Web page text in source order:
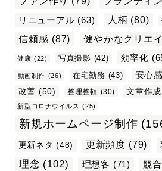
リニューアル (63) 人柄 (80)
信頼感 (87) 健やかなクリエ
健康 (22) 写真撮影 (42) 効率化
動画制作 (26) 在宅勤務 (43) 安心感
改善 (50) 整理整頓 (30) 文章作成
新型コロナウイルス (25)
新規ホームページ制作
更新ネタ (48) 更新頻度 (79)
理念 (102) 理想客 (71) 競合